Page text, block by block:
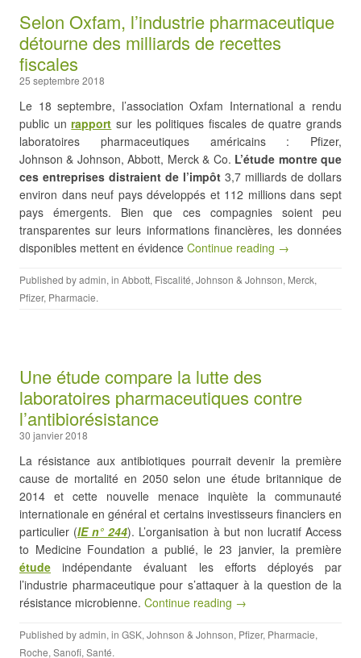
Selon Oxfam, l’industrie pharmaceutique
détourne des milliards de recettes
fiscales
25 septembre 2018
Le 18 septembre, l’association Oxfam International a rendu
public unrapport sur les politiques fiscales de quatre grands
laboratoires pharmaceutiques américains : Pfizer,
Johnson & Johnson, Abbott, Merck & Co. L’étude montre que
ces entreprises distraient de l’impôt 3,7 milliards de dollars
environ dans neuf pays développés et 112 millions dans sept
pays émergents. Bien que ces compagnies soient peu
transparentes sur leurs informations financières, les données
disponibles mettent en évidence Continue reading →
Published byadmin, in Abbott, Fiscalité, Johnson & Johnson, Merck,
Pfizer, Pharmacie.
Une étude compare la lutte des
laboratoires pharmaceutiques contre
l’antibiorésistance
30 janvier 2018
La résistance aux antibiotiques pourrait devenir la première
cause de mortalité en 2050 selon une étude britannique de
2014 et cette nouvelle menace inquiète la communauté
internationale en général et certains investisseurs financiers en
particulier (IEn° 244). L’organisation à but non lucratif Access
to Medicine Foundation a publié, le 23 janvier, la première
étude indépendante évaluant les efforts déployés par
l’industrie pharmaceutique pour s’attaquer à la question de la
résistance microbienne. Continue reading →
Published byadmin, in GSK, Johnson & Johnson, Pfizer, Pharmacie,
Roche, Sanofi, Santé.